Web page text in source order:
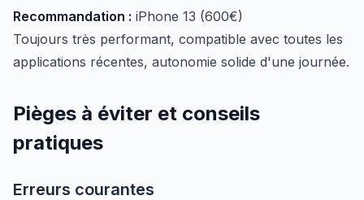
Recommandation : iPhone 13 (600€)
Toujours très performant, compatible avec toutes les
applications récentes, autonomie solide d'une journée.
Pièges à éviter et conseils
pratiques
Erreurs courantes